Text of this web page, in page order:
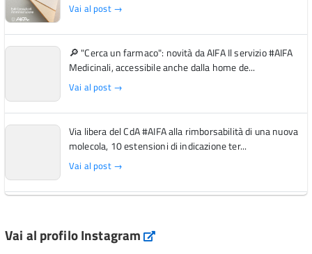
Vai al post →
🔎 "Cerca un farmaco": novità da AIFA Il servizio #AIFA
Medicinali, accessibile anche dalla home de...
Vai al post →
Via libera del CdA #AIFA alla rimborsabilità di una nuova
molecola, 10 estensioni di indicazione ter...
Vai al post →
Vai al post →
Vai al profilo Instagram Instagram